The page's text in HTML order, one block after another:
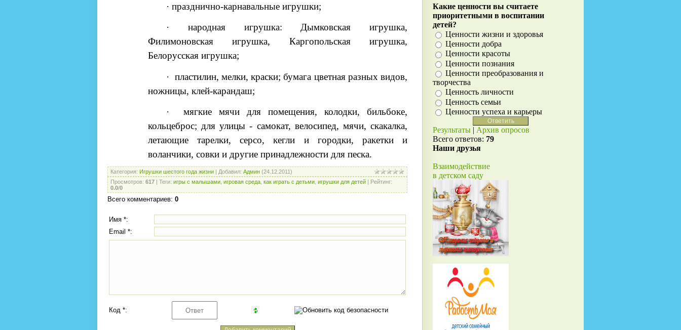
· празднично-карнавальные игрушки;
·
народная игрушка: Дымковская игрушка,
Филимоновская игрушка, Каргопольская игрушка,
Белорусская игрушка;
· пластилин, мелки, краски; бумага цветная разных видов,
ножницы, клей-карандаш;
·
мягкие мячи для помещения, колодки, бильбоке,
кольцеброс; для улицы - самокат, велосипед, мячи, скакалка,
летающие тарелки, серсо, кегли и городки, ракетки и
воланчики, совки и другие принадлежности для песка.
Категория: Игрушки шестого года жизни Добавил: Админ (24.12.2011)
Просмотров: 617 Теги: игры с малышами игровая среда как играть с детьми игрушки для детей Рейтинг:
0.0/0
Всего комментариев: 0
Имя *:
Email *:
Код *:
Какие ценности вы считаете
приоритетными в воспитании
детей?
Ценности жизни и здоровья
Ценности добра
Ценности красоты
Ценности познания
Ценности преобразования и
творчества
Ценность личности
Ценность семьи
Ценности успеха и карьеры
Результаты | Архив опросов
Всего ответов: 79
Наши друзья
Взаимодействие
в детском саду